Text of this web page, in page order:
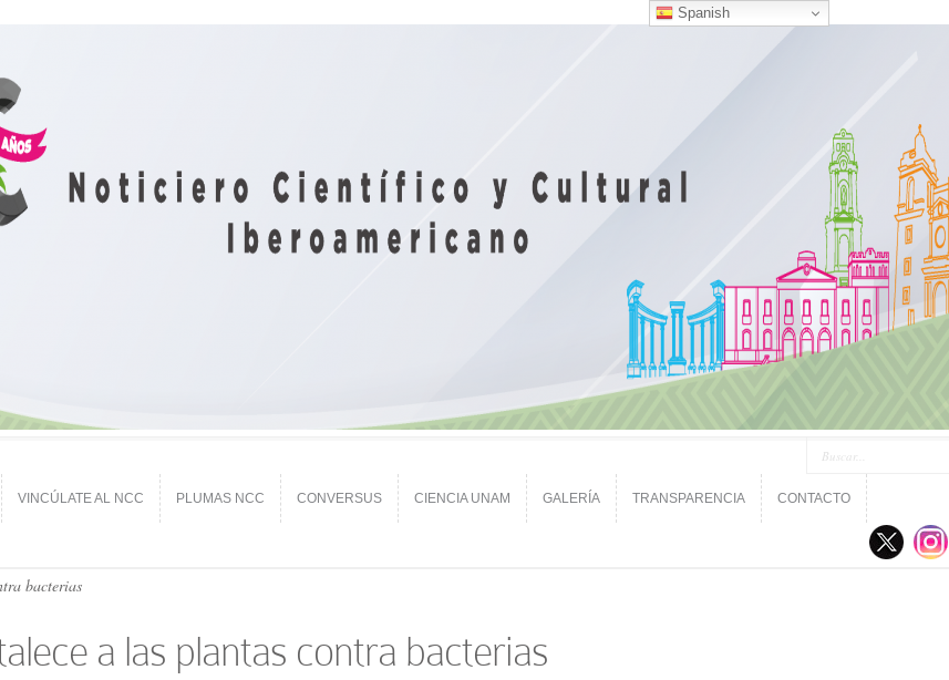
VINCÚLATE AL NCC PLUMAS NCC CONVERSUS CIENCIA UNAM GALERÍA TRANSPARENCIA CONTACTO
bacterias
a las plantas contra bacterias
Spanish